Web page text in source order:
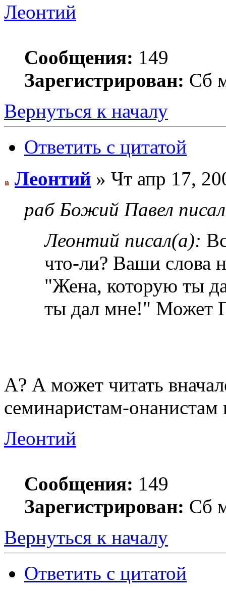
Леонтий
Сообщения: 149
Зарегистрирован: Сб
Вернуться к началу
Ответить с цитатой
Леонтий » Чт апр 17,
раб Божий Павел
Леонтий писал(а):
что-ли? Ваши слова
"Жена, которую ты
ты дал мне!" Может
А? А может читать
семинаристам-онанистам
Леонтий
Сообщения: 149
Зарегистрирован: Сб
Вернуться к началу
Ответить с цитатой